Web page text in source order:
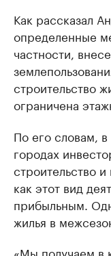
Как рассказал
определенные
частности,
строительство
ограничена
По его словам,
городах
строительство
как этот вид
прибыльным.
жилья в
«Мы получаем в